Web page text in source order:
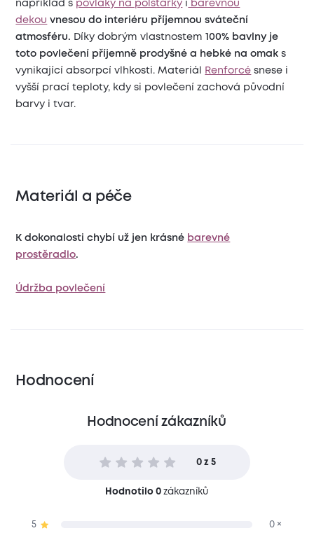
například s povlaky na polštářky i barevnou
dekou vnesou do interiéru příjemnou sváteční
atmosféru.
Díky dobrým vlastnostem100% bavlny je
toto povlečení příjemně prodyšné a hebké na omak s
vynikající absorpcí vlhkosti. Materiál
Renforcé snese i
vyšší prací teploty, kdy si povlečení zachová původní
barvy i tvar.
Materiál a péče
K dokonalosti chybí už jen krásné barevné
prostěradlo.
Údržba povlečení
Hodnocení
Hodnocení zákazníků
0 z 5
Hodnotilo 0 zákazníků
5 0 ×